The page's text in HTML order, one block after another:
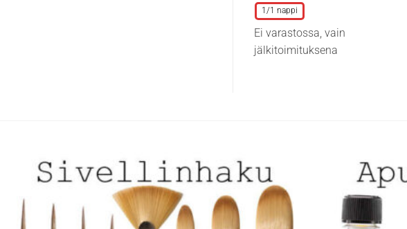
tuotteella
on
useampi
muunnelma.
1/1 nappi
Ei varastossa, vain
jälkitoimituksena